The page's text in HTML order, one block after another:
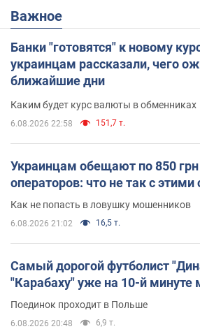
Важное
Банки "готовятся" к новому
украинцам рассказали, чего
ближайшие дни
Каким будет курс валюты в обменниках
6.08.2026 22:58 151,7 т.
Украинцам обещают по 850
операторов: что не так с
Как не попасть в ловушку мошенников
6.08.2026 21:02 16,5 т.
Самый дорогой футболист
"Карабаху" уже на 10-й минуте
Поединок проходит в Польше
6.08.2026 20:48 6,9 т.